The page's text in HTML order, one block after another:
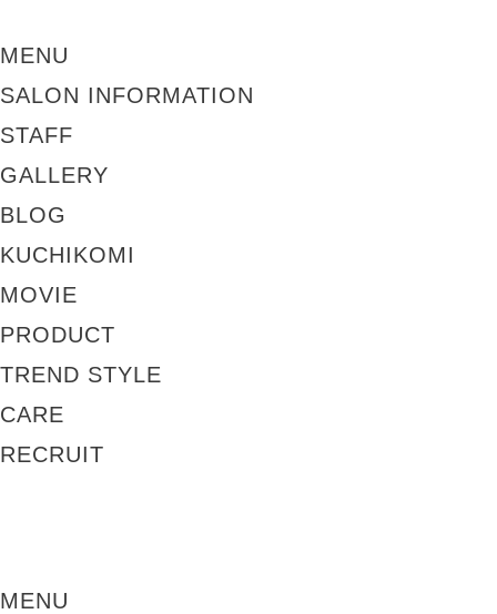
MENU
SALON INFORMATION
STAFF
GALLERY
BLOG
KUCHIKOMI
MOVIE
PRODUCT
TREND STYLE
CARE
RECRUIT
MENU